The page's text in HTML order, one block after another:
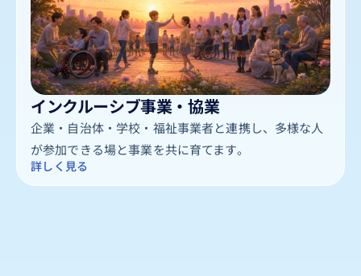
インクルーシブ事業・協業
企業・自治体・学校・福祉事業者と連携し、多様な人
が参加できる場と事業を共に育てます。
詳しく見る